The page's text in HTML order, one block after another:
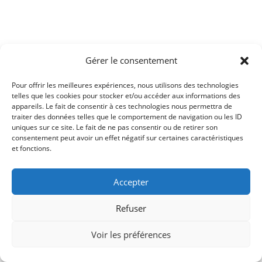
Gérer le consentement
Pour offrir les meilleures expériences, nous utilisons des technologies
telles que les cookies pour stocker et/ou accéder aux informations des
appareils. Le fait de consentir à ces technologies nous permettra de
traiter des données telles que le comportement de navigation ou les ID
uniques sur ce site. Le fait de ne pas consentir ou de retirer son
consentement peut avoir un effet négatif sur certaines caractéristiques
et fonctions.
Accepter
Refuser
Voir les préférences